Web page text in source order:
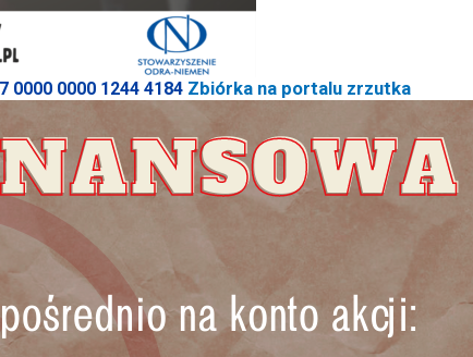
0000 0000 1244 4184 Zbiórka na portalu zrzutka